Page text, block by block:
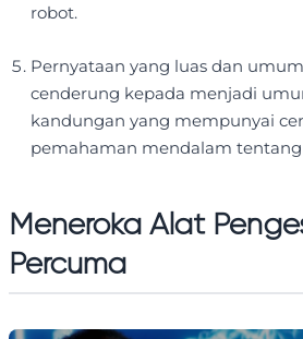
robot.
Pernyataan yang luas dan
cenderung kepada menjadi
kandungan yang mempunyai
pemahaman mendalam
Meneroka Alat
Percuma